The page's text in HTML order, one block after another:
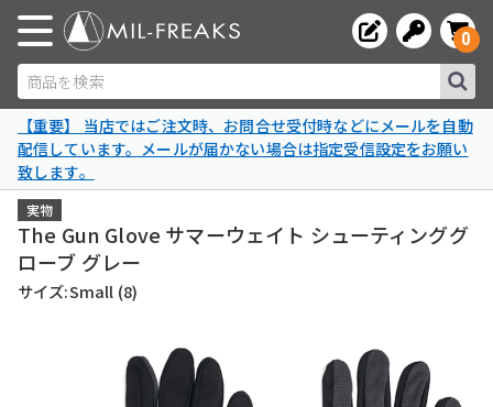
商品を検索
0
【重要】 当店ではご注文時、お問合せ受付時などにメールを自動
配信しています。メールが届かない場合は指定受信設定をお願い
致します。
実物
The Gun Glove サマーウェイト シューティンググ
ローブ グレー
サイズ:Small (8)